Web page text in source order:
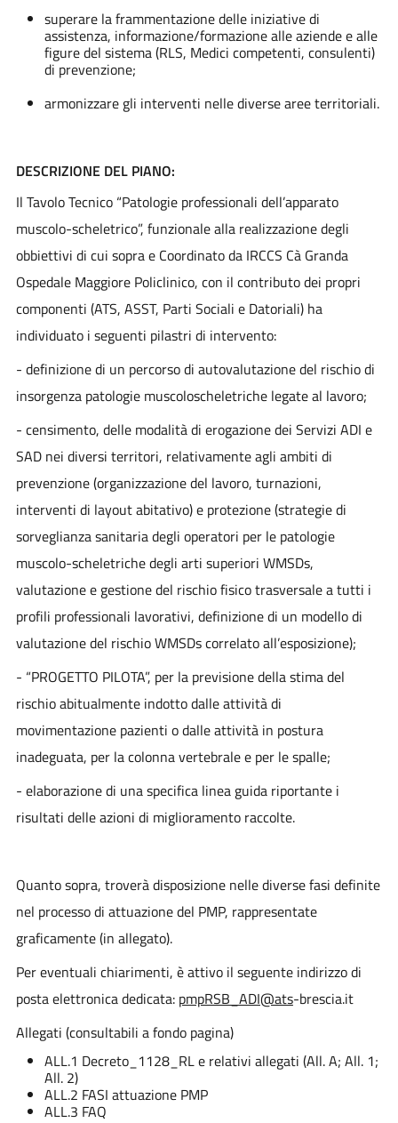
superare la frammentazione delle iniziative di
assistenza, informazione/formazione alle aziende e alle
figure del sistema (RLS, Medici competenti, consulenti)
di prevenzione;
armonizzare gli interventi nelle diverse aree territoriali.
DESCRIZIONE DEL PIANO:
Il Tavolo Tecnico “Patologie professionali dell’apparato
muscolo-scheletrico”, funzionale alla realizzazione degli
obbiettivi di cui sopra e Coordinato da IRCCS Cà Granda
Ospedale Maggiore Policlinico, con il contributo dei propri
componenti (ATS, ASST, Parti Sociali e Datoriali) ha
individuato i seguenti pilastri di intervento:
- definizione di un percorso di autovalutazione del rischio di
insorgenza patologie muscoloscheletriche legate al lavoro;
- censimento, delle modalità di erogazione dei Servizi ADI e
SAD nei diversi territori, relativamente agli ambiti di
prevenzione (organizzazione del lavoro, turnazioni,
interventi di layout abitativo) e protezione (strategie di
sorveglianza sanitaria degli operatori per le patologie
muscolo-scheletriche degli arti superiori WMSDs,
valutazione e gestione del rischio fisico trasversale a tutti i
profili professionali lavorativi, definizione di un modello di
valutazione del rischio WMSDs correlato all’esposizione);
- “PROGETTO PILOTA”, per la previsione della stima del
rischio abitualmente indotto dalle attività di
movimentazione pazienti o dalle attività in postura
inadeguata, per la colonna vertebrale e per le spalle;
- elaborazione di una specifica linea guida riportante i
risultati delle azioni di miglioramento raccolte.
Quanto sopra, troverà disposizione nelle diverse fasi definite
nel processo di attuazione del PMP, rappresentate
graficamente (in allegato).
Per eventuali chiarimenti, è attivo il seguente indirizzo di
posta elettronica dedicata: pmpRSB_ADI@ats-brescia.it
Allegati (consultabili a fondo pagina)
ALL.1 Decreto_1128_RL e relativi allegati (All. A; All. 1;
All. 2)
ALL.2 FASI attuazione PMP
ALL.3 FAQ